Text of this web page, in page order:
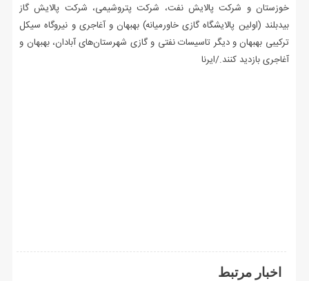
خوزستان و شرکت پالایش نفت، شرکت پتروشیمی، شرکت پالایش گاز
بیدبلند (اولین پالایشگاه گازی خاورمیانه) بهبهان و آغاجری و نیروگاه سیکل
ترکیبی بهبهان و دیگر تاسیسات نفتی و گازی شهرستان‌های آبادان، بهبهان و
آغاجری بازدید کنند./ایرنا
اخبار مرتبط